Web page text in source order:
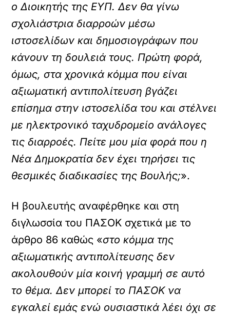
ο Διοικητής της ΕΥΠ. Δεν θα γίνω
σχολιάστρια διαρροών μέσω
ιστοσελίδων και δημοσιογράφων που
κάνουν τη δουλειά τους. Πρώτη φορά,
όμως, στα χρονικά κόμμα που είναι
αξιωματική αντιπολίτευση βγάζει
επίσημα στην ιστοσελίδα του και στέλνει
με ηλεκτρονικό ταχυδρομείο ανάλογες
τις διαρροές. Πείτε μου μία φορά που η
Νέα Δημοκρατία δεν έχει τηρήσει τις
θεσμικές διαδικασίες της Βουλής;».
Η βουλευτής αναφέρθηκε και στη
διγλωσσία του ΠΑΣΟΚ σχετικά με το
άρθρο 86 καθώς «στο κόμμα της
αξιωματικής αντιπολίτευσης δεν
ακολουθούν μία κοινή γραμμή σε αυτό
το θέμα. Δεν μπορεί το ΠΑΣΟΚ να
εγκαλεί εμάς ενώ ουσιαστικά λέει όχι σε